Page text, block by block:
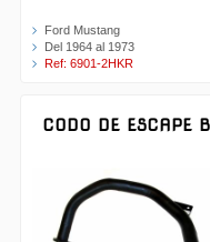
Ford Mustang
Del 1964 al 1973
Ref: 6901-2HKR
CODO DE ESCAPE